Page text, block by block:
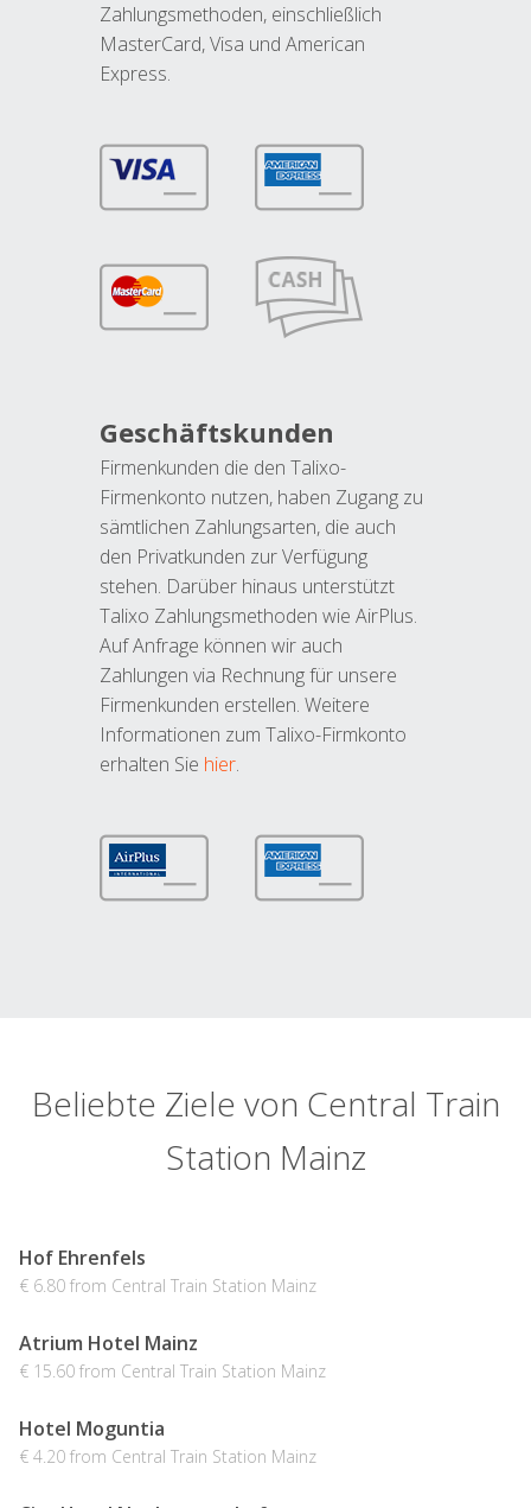
Zahlungsmethoden, einschließlich
MasterCard, Visa und American
Express.
Geschäftskunden
Firmenkunden die den Talixo-
Firmenkonto nutzen, haben Zugang zu
sämtlichen Zahlungsarten, die auch
den Privatkunden zur Verfügung
stehen. Darüber hinaus unterstützt
Talixo Zahlungsmethoden wie AirPlus.
Auf Anfrage können wir auch
Zahlungen via Rechnung für unsere
Firmenkunden erstellen. Weitere
Informationen zum Talixo-Firmkonto
erhalten Sie hier.
Beliebte Ziele von Central Train
Station Mainz
Hof Ehrenfels
€ 6.80 from Central Train Station Mainz
Atrium Hotel Mainz
€ 15.60 from Central Train Station Mainz
Hotel Moguntia
€ 4.20 from Central Train Station Mainz